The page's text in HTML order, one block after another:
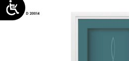
עד
⁦₪349⁩